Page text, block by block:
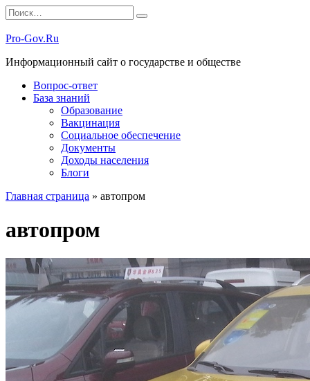
Перейти
к
содержанию
Search
for:
Pro-Gov.Ru
Информационный сайт о государстве и обществе
Вопрос-ответ
База знаний
Образование
Вакцинация
Социальное обеспечение
Документы
Доходы населения
Блоги
Главная страница » автопром
автопром